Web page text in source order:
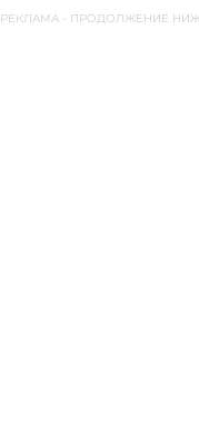
РЕКЛАМА - ПРОДОЛЖЕНИЕ